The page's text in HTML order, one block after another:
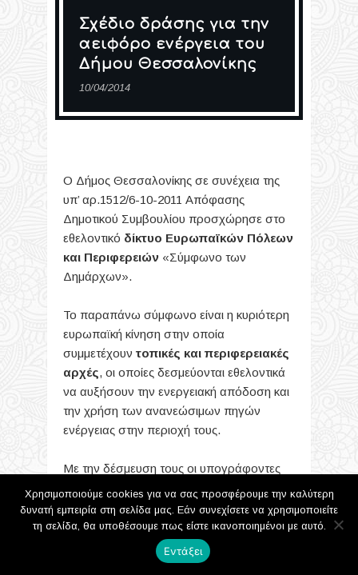
Σχέδιο δράσης για την
αειφόρο ενέργεια του
Δήμου Θεσσαλονίκης
10/04/2014
Ο Δήμος Θεσσαλονίκης σε συνέχεια της
υπ’ αρ.1512/6-10-2011 Απόφασης
Δημοτικού Συμβουλίου προσχώρησε στο
εθελοντικό δίκτυο Ευρωπαϊκών Πόλεων
και Περιφερειών «Σύμφωνο των
Δημάρχων».
Το παραπάνω σύμφωνο είναι η κυριότερη
ευρωπαϊκή κίνηση στην οποία
συμμετέχουν τοπικές και περιφερειακές
αρχές, οι οποίες δεσμεύονται εθελοντικά
να αυξήσουν την ενεργειακή απόδοση και
την χρήση των ανανεώσιμων πηγών
ενέργειας στην περιοχή τους.
Με την δέσμευση τους οι υπογράφοντες
το Σύμφωνο σκοπεύουν να επιτύχουν και
να υπερβούν το στόχο της Ευρωπαϊκής
Ένωσης γιαμείωση των εκπομπών
διοξειδίου του άνθρακα (CO2)
Χρησιμοποιούμε cookies για να σας προσφέρουμε την καλύτερη
δυνατή εμπειρία στη σελίδα μας. Εάν συνεχίσετε να χρησιμοποιείτε
τη σελίδα, θα υποθέσουμε πως είστε ικανοποιημένοι με αυτό.
Εντάξει